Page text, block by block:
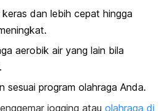
dan lebih cepat hingga
aerobik air yang lain bila
sesuai program olahraga Anda.
jogging atau olahraga di